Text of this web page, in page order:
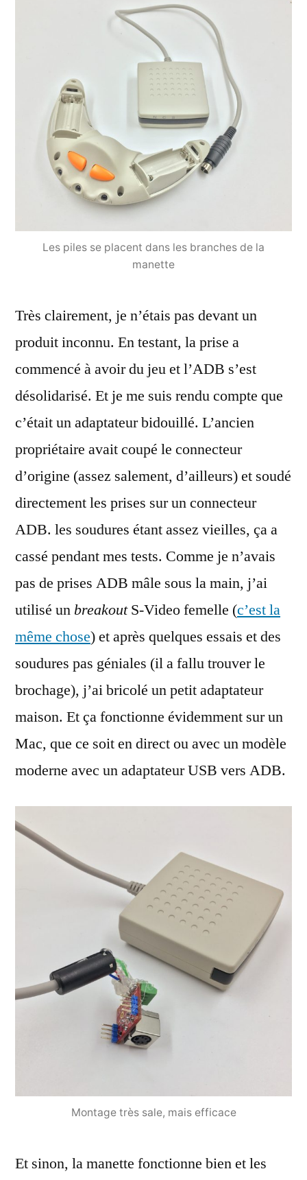
Les piles se placent dans les branches de la
manette
Très clairement, je n’étais pas devant un
produit inconnu. En testant, la prise a
commencé à avoir du jeu et l’ADB s’est
désolidarisé. Et je me suis rendu compte que
c’était un adaptateur bidouillé. L’ancien
propriétaire avait coupé le connecteur
d’origine (assez salement, d’ailleurs) et soudé
directement les prises sur un connecteur
ADB. les soudures étant assez vieilles, ça a
cassé pendant mes tests. Comme je n’avais
pas de prises ADB mâle sous la main, j’ai
utilisé un breakoutS-Video femelle (c’est la
même chose) et après quelques essais et des
soudures pas géniales (il a fallu trouver le
brochage), j’ai bricolé un petit adaptateur
maison. Et ça fonctionne évidemment sur un
Mac, que ce soit en direct ou avec un modèle
moderne avec un adaptateur USB vers ADB.
Montage très sale, mais efficace
Et sinon, la manette fonctionne bien et les